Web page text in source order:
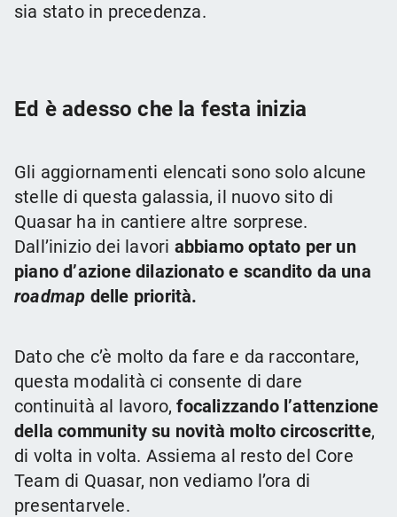
sia stato in precedenza.
Ed è adesso che la festa inizia
Gli aggiornamenti elencati sono solo alcune
stelle di questa galassia, il nuovo sito di
Quasar ha in cantiere altre sorprese.
Dall’inizio dei lavori abbiamo optato per un
piano d’azione dilazionato e scandito da una
roadmap delle priorità.
Dato che c’è molto da fare e da raccontare,
questa modalità ci consente di dare
continuità al lavoro,focalizzando l’attenzione
della community su novità molto circoscritte,
di volta in volta. Assiema al resto del Core
Team di Quasar, non vediamo l’ora di
presentarvele.